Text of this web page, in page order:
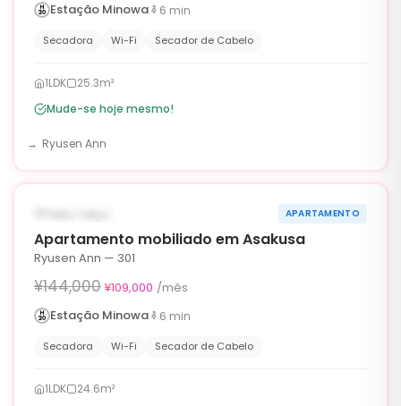
Estação Minowa
6 min
Secadora Wi-Fi Secador de Cabelo
1LDK
25.3m²
Mude-se hoje mesmo!
Ryusen Ann
‹ ›
APARTAMENTO
Apartamento mobiliado em Asakusa
Ryusen Ann — 301
¥144,000 ¥109,000 /mês
Estação Minowa
6 min
Secadora Wi-Fi Secador de Cabelo
1LDK
24.6m²